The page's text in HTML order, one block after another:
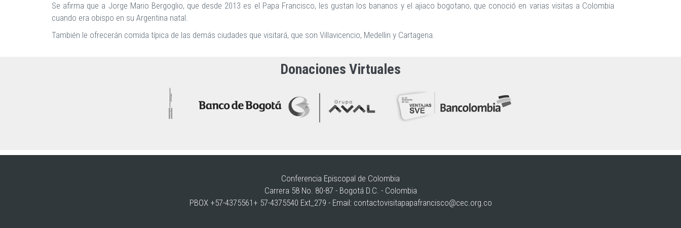
Se afirma que a Jorge Mario Bergoglio, que desde 2013 es el Papa Francisco, les gustan los bananos y el ajiaco bogotano, que conoció en varias visitas a Colombia
cuando era obispo en su Argentina natal.
También le ofrecerán comida típica de las demás ciudades que visitará, que son Villavicencio, Medellin y Cartagena.
Donaciones Virtuales
Conferencia Episcopal de Colombia
Carrera 58 No. 80-87 - Bogotá D.C. - Colombia
PBOX +57-4375561+ 57-4375540 Ext_279 - Email: contactovisitapapafrancisco@cec.org.co